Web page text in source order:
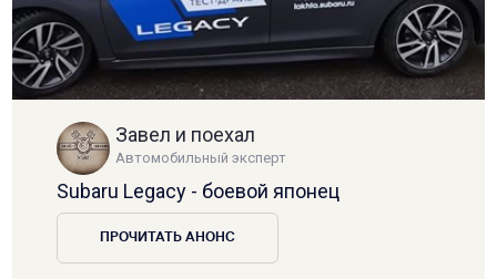
Завел и поехал
Автомобильный эксперт
Subaru Legacy - боевой японец
ПРОЧИТАТЬ АНОНС